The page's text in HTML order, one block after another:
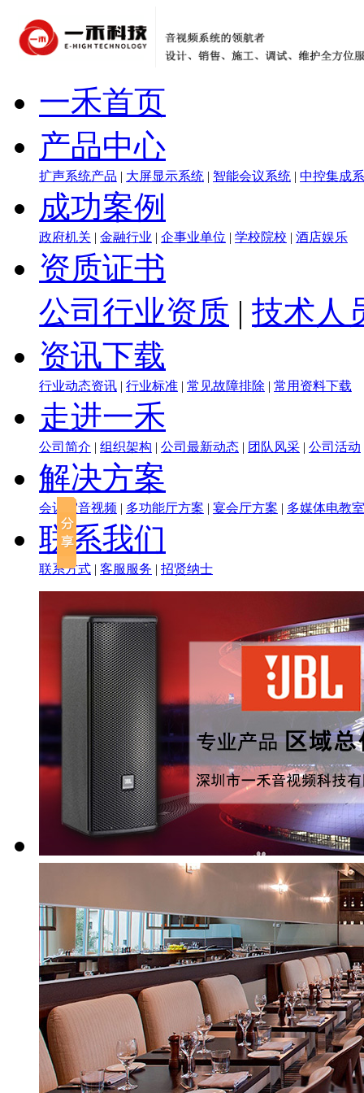
一禾首页
产品中心
扩声系统产品 | 大屏显示系统 | 智能会议系统 | 中控集成
成功案例
政府机关 | 金融行业 | 企事业单位 | 学校院校 | 酒店娱乐
资质证书
公司行业资质 | 技术人
资讯下载
行业动态资讯 | 行业标准 | 常见故障排除 | 常用资料下载
走进一禾
公司简介 | 组织架构 | 公司最新动态 | 团队风采 | 公司活动
解决方案
会议室音视频 | 多功能厅方案 | 宴会厅方案 | 多媒体电教室
联系我们
联系方式 | 客服服务 | 招贤纳士